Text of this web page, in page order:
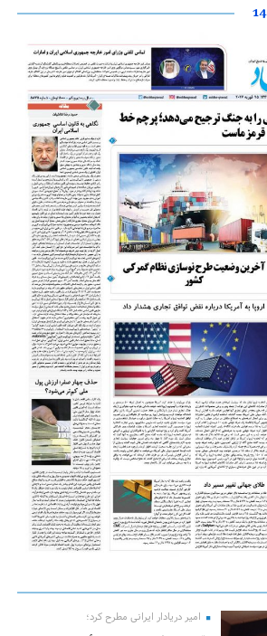
امیر دریادار ایرانی مطرح کرد؛